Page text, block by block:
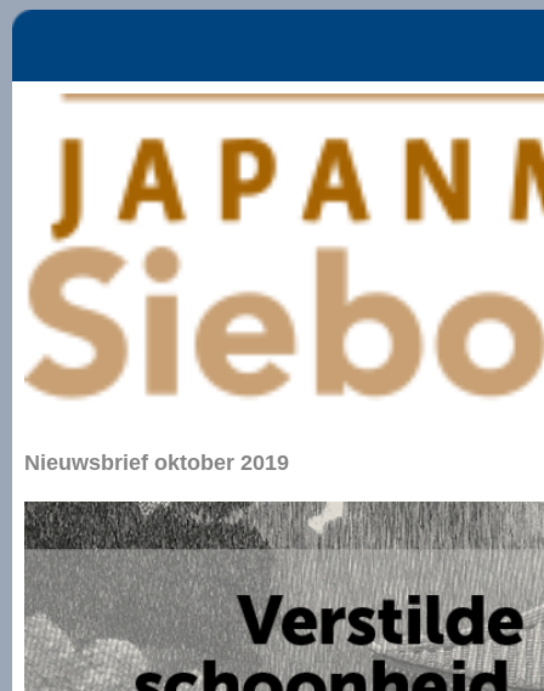
Nieuwsbrief oktober 2019